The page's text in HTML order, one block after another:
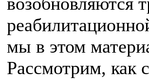
мы в этом
Рассмотрим, как